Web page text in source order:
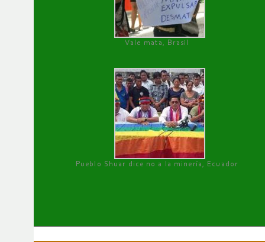
Vale mata, Brasil
Pueblo Shuar dice no a la minería, Ecuador